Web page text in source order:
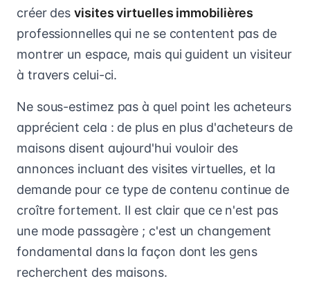
créer desvisites virtuelles immobilières
professionnelles qui ne se contentent pas de
montrer un espace, mais qui guident un visiteur
à travers celui-ci.
Ne sous-estimez pas à quel point les acheteurs
apprécient cela : de plus en plus d'acheteurs de
maisons disent aujourd'hui vouloir des
annonces incluant des visites virtuelles, et la
demande pour ce type de contenu continue de
croître fortement. Il est clair que ce n'est pas
une mode passagère ; c'est un changement
fondamental dans la façon dont les gens
recherchent des maisons.